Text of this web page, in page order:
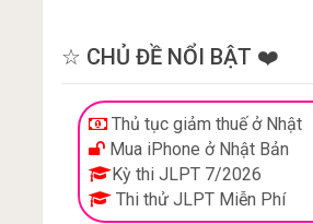
☆ CHỦ ĐỀ NỔI BẬT ❤️
Thủ tục giảm thuế ở Nhật
Mua iPhone ở Nhật Bản
Kỳ thi JLPT 7/2026
Thi thử JLPT Miễn Phí